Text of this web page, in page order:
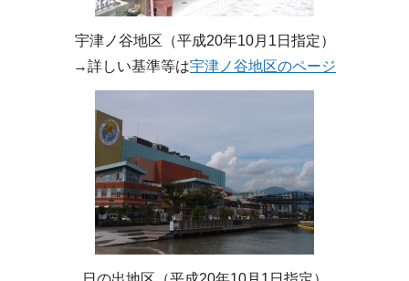
宇津ノ谷地区（平成20年10月1日指定）
→詳しい基準等は宇津ノ谷地区のページ